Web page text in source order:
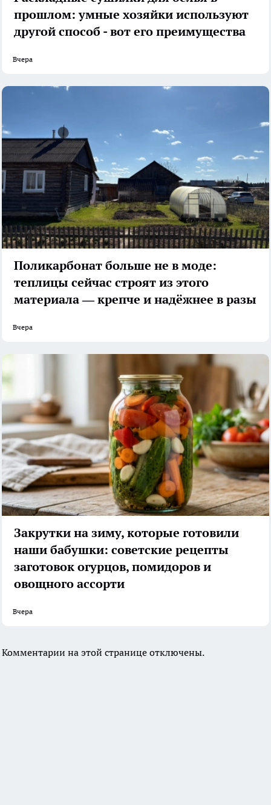
прошлом: умные хозяйки используют
другой способ - вот его преимущества
Вчера
Поликарбонат больше не в моде:
теплицы сейчас строят из этого
материала — крепче и надёжнее в разы
Вчера
Закрутки на зиму, которые готовили
наши бабушки: советские рецепты
заготовок огурцов, помидоров и
овощного ассорти
Вчера
Комментарии на этой странице отключены.